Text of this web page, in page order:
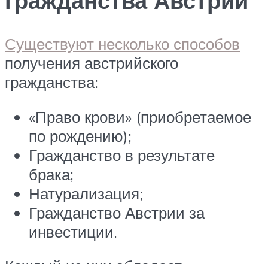
Существуют несколько способов
получения австрийского
гражданства:
«Право крови» (приобретаемое
по рождению);
Гражданство в результате
брака;
Натурализация;
Гражданство Австрии за
инвестиции.